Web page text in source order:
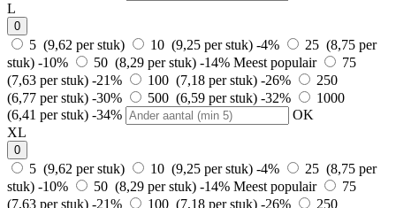
L
0
5 (9,62 per stuk) 10 (9,25 per stuk) -4%
25 (8,75 per
stuk) -10% 50 (8,29 per stuk) -14% Meest populair
75
(7,63 per stuk) -21% 100 (7,18 per stuk) -26%
250
(6,77 per stuk) -30% 500 (6,59 per stuk) -32%
1000
(6,41 per stuk) -34%
OK
XL
0
5 (9,62 per stuk) 10 (9,25 per stuk) -4%
25 (8,75 per
stuk) -10% 50 (8,29 per stuk) -14% Meest populair
75
(7,63 per stuk) -21% 100 (7,18 per stuk) -26%
250